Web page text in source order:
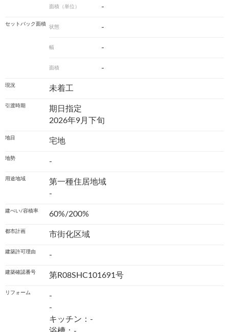
面積（単位） -
セットバック面積
状態 -
幅 -
面積 -
現況 未着工
引渡時期
期日指定
2026年9月下旬
地目 宅地
地勢 -
用途地域
第一種住居地域
-
建ぺい/容積率 60%/200%
都市計画 市街化区域
建築許可理由 -
建築確認番号 第R08SHC101691号
リフォーム
-
-
キッチン：-